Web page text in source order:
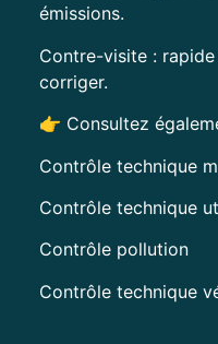
émissions.
Contre-visite :
corriger.
👉 Consultez
Contrôle technique
Contrôle technique
Contrôle pollution
Contrôle technique